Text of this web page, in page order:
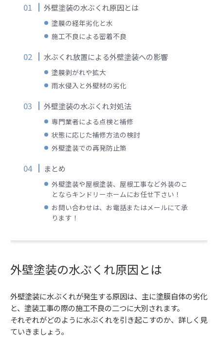
外壁塗装の水ぶくれ原因とは
塗膜の経年劣化と水
施工不良による密着不良
水ぶくれ放置による外壁塗装への影響
塗膜剥がれや拡大
雨水侵入と外壁材の劣化
外壁塗装の水ぶくれ対処法
専門業者による点検と補修
状態に応じた補修方法の検討
外壁塗装での再発防止策
まとめ
外壁塗装や屋根塗装、屋根工事など外装のこ
とならキンドリーホームにお任せ下さい！
お問い合わせは、お電話またはメールにて承
ります！
外壁塗装の水ぶくれ原因とは
外壁塗装に水ぶくれが発生する原因は、主に塗膜自体の劣化
と、塗装工事の際の施工不良の二つに大別されます。
それぞれがどのように水ぶくれを引き起こすのか、詳しく見
ていきましょう。